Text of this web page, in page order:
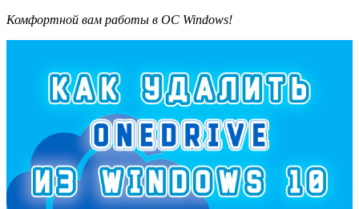
Комфортной вам работы в ОС Windows!